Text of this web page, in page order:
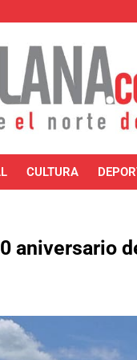
CULTURA
aniversario